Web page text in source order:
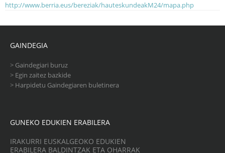
http://www.berria.eus/bereziak/hauteskundeakM24/mapa.php
GAINDEGIA
> Gaindegiari buruz
> Egin zaitez bazkide
> Harpidetu Gaindegiaren buletinera
GUNEKO EDUKIEN ERABILERA
IRAKURRI EUSKALGEOKO EDUKIEN
ERABILERA BALDINTZAK ETA OHARRAK